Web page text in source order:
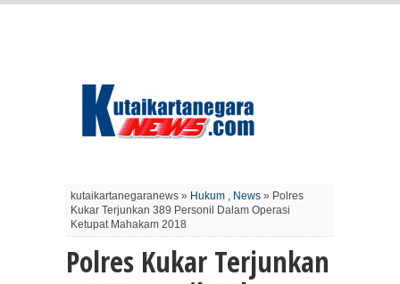
kutaikartanegaranews » Hukum , News » Polres
Kukar Terjunkan 389 Personil Dalam Operasi
Ketupat Mahakam 2018
Polres Kukar Terjunkan